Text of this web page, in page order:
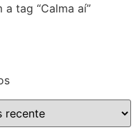
tag “Calma aí”